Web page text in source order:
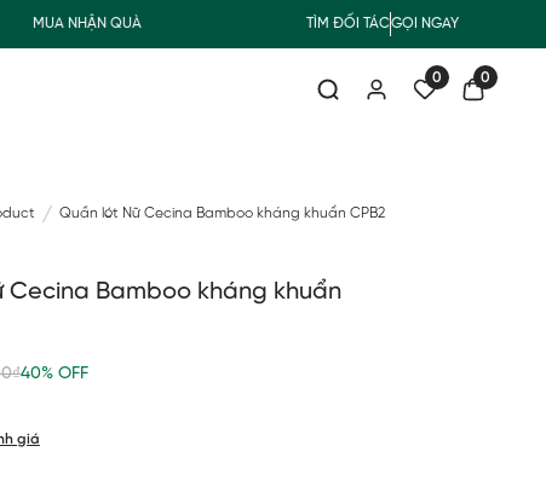
MUA NHẬN QUÀ FREESHIP GIAO THƯỜNG CHO ĐƠN HÀNG TỪ
TÌM ĐỐI TÁCGỌI NGAY
0 0
Quần lót Nữ Cecina Bamboo kháng khuẩn CPB2
Cecina Bamboo kháng khuẩn
40% OFF
giá